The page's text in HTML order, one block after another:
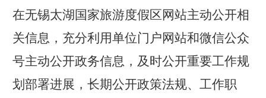
在无锡太湖国家旅游度假区网站主动公开相
关信息，充分利用单位门户网站和微信公众
号主动公开政务信息，及时公开重要工作规
划部署进展，长期公开政策法规、工作职